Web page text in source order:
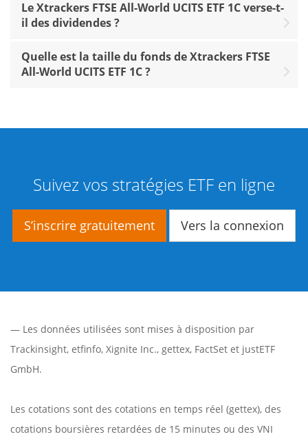
Le Xtrackers FTSE All-World UCITS ETF 1C verse-t-
il des dividendes ?
Quelle est la taille du fonds de Xtrackers FTSE
All-World UCITS ETF 1C ?
Suivez vos stratégies ETF en ligne
S’inscrire gratuitement Vers la connexion
— Les données utilisées sont mises à disposition par
Trackinsight, etfinfo, Xignite Inc., gettex, FactSet et justETF
GmbH.
Les cotations sont des cotations en temps réel (gettex), des
cotations boursières retardées de 15 minutes ou des VNI